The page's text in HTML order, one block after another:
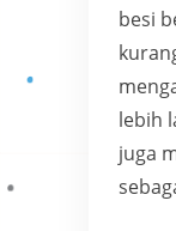
besi
lebih
juga